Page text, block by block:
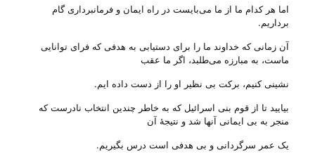
اما هر کدام ما از ما می‌بایست در راه ایمان و فرمانبرداری گام
برداریم.
آن زمانی‌ که خداوند ما را برای دستیابی به هدفی‌ که فرای توانایی
ماست، به مبارزه می‌‌طلبد، اگر ما عقب
نشینی کنیم، برکت بی‌ نظیر او را از دست داده ایم.
بیایید تا از قوم بنی اسرائیل که به خاطر چندین انتخاب نادرست که
منجر به بی‌ ایمانی آنها شد و نتیجهٔ آن
یک عمر سرگردانی و بی‌ هدفی‌ است درس بگیریم.